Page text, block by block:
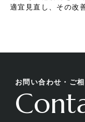
適宜見直し、その改
お問い合わせ・ご